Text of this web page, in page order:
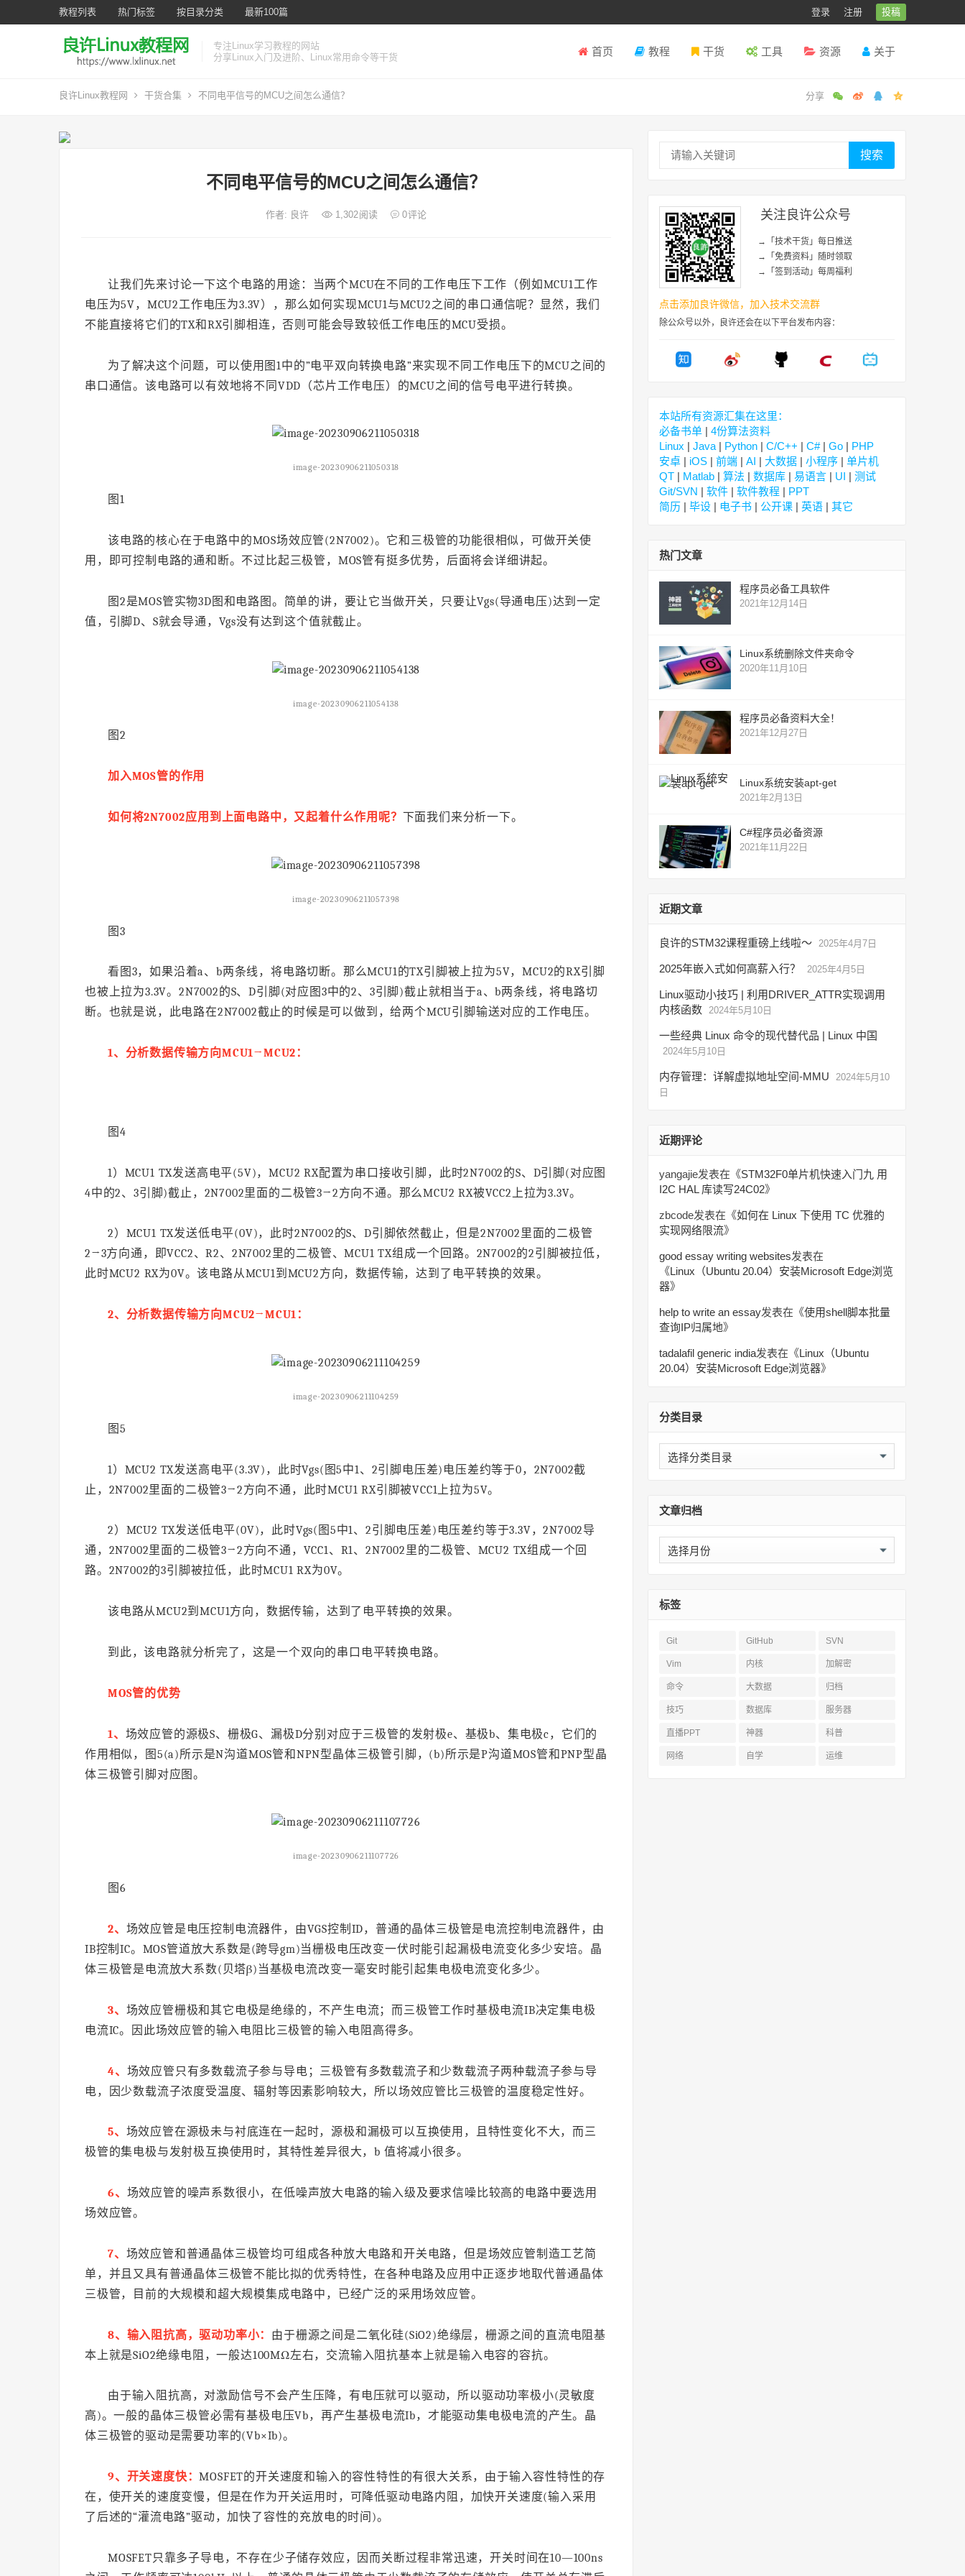
教程列表 热门标签 按目录分类 最新100篇 登录 注册 投稿
专注Linux学习教程的网站
分享Linux入门及进阶、Linux常用命令等干货
首页 教程 干货 工具 资源 关于
良许Linux教程网 干货合集 不同电平信号的MCU之间怎么通信？
不同电平信号的MCU之间怎么通信？
作者: 良许 1,302阅读 0评论
让我们先来讨论一下这个电路的用途：当两个MCU在不同的工作电压下工作（例如MCU1工作
电压为5V，MCU2工作电压为3.3V），那么如何实现MCU1与MCU2之间的串口通信呢？显然，我们
不能直接将它们的TX和RX引脚相连，否则可能会导致较低工作电压的MCU受损。
为了解决这个问题，可以使用图1中的”电平双向转换电路”来实现不同工作电压下的MCU之间的
串口通信。该电路可以有效地将不同VDD（芯片工作电压）的MCU之间的信号电平进行转换。
image-20230906211050318
图1
该电路的核心在于电路中的MOS场效应管(2N7002)。它和三极管的功能很相似，可做开关使
用，即可控制电路的通和断。不过比起三极管，MOS管有挺多优势，后面将会详细讲起。
图2是MOS管实物3D图和电路图。简单的讲，要让它当做开关，只要让Vgs(导通电压)达到一定
值，引脚D、S就会导通，Vgs没有达到这个值就截止。
image-20230906211054138
图2
加入MOS管的作用
如何将2N7002应用到上面电路中，又起着什么作用呢？ 下面我们来分析一下。
image-20230906211057398
图3
看图3，如果沿着a、b两条线，将电路切断。那么MCU1的TX引脚被上拉为5V，MCU2的RX引脚
也被上拉为3.3V。2N7002的S、D引脚(对应图3中的2、3引脚)截止就相当于a、b两条线，将电路切
断。也就是说，此电路在2N7002截止的时候是可以做到，给两个MCU引脚输送对应的工作电压。
1、 分析数据传输方向MCU1→MCU2 ：
图4
1）MCU1 TX发送高电平(5V)，MCU2 RX配置为串口接收引脚，此时2N7002的S、D引脚(对应图
4中的2、3引脚)截止，2N7002里面的二极管3→2方向不通。那么MCU2 RX被VCC2上拉为3.3V。
2）MCU1 TX发送低电平(0V)，此时2N7002的S、D引脚依然截止，但是2N7002里面的二极管
2→3方向通，即VCC2、R2、2N7002里的二极管、MCU1 TX组成一个回路。2N7002的2引脚被拉低，
此时MCU2 RX为0V。该电路从MCU1到MCU2方向，数据传输，达到了电平转换的效果。
2、分析数据传输方向MCU2→MCU1：
image-20230906211104259
图5
1）MCU2 TX发送高电平(3.3V)，此时Vgs(图5中1、2引脚电压差)电压差约等于0，2N7002截
止，2N7002里面的二极管3→2方向不通，此时MCU1 RX引脚被VCC1上拉为5V。
2）MCU2 TX发送低电平(0V)，此时Vgs(图5中1、2引脚电压差)电压差约等于3.3V，2N7002导
通，2N7002里面的二极管3→2方向不通，VCC1、R1、2N7002里的二极管、MCU2 TX组成一个回
路。2N7002的3引脚被拉低，此时MCU1 RX为0V。
该电路从MCU2到MCU1方向，数据传输，达到了电平转换的效果。
到此，该电路就分析完了，这是一个双向的串口电平转换电路。
MOS管的优势
1、 场效应管的源极S、栅极G、漏极D分别对应于三极管的发射极e、基极b、集电极c，它们的
作用相似，图5(a)所示是N沟道MOS管和NPN型晶体三极管引脚，(b)所示是P沟道MOS管和PNP型晶
体三极管引脚对应图。
image-20230906211107726
图6
2、 场效应管是电压控制电流器件，由VGS控制ID，普通的晶体三极管是电流控制电流器件，由
IB控制IC。MOS管道放大系数是(跨导gm)当栅极电压改变一伏时能引起漏极电流变化多少安培。晶
体三极管是电流放大系数(贝塔β)当基极电流改变一毫安时能引起集电极电流变化多少。
3、 场效应管栅极和其它电极是绝缘的，不产生电流；而三极管工作时基极电流IB决定集电极
电流IC。因此场效应管的输入电阻比三极管的输入电阻高得多。
4、 场效应管只有多数载流子参与导电；三极管有多数载流子和少数载流子两种载流子参与导
电，因少数载流子浓度受温度、辐射等因素影响较大，所以场效应管比三极管的温度稳定性好。
5、 场效应管在源极未与衬底连在一起时，源极和漏极可以互换使用，且特性变化不大，而三
极管的集电极与发射极互换使用时，其特性差异很大，b 值将减小很多。
6、 场效应管的噪声系数很小，在低噪声放大电路的输入级及要求信噪比较高的电路中要选用
场效应管。
7、 场效应管和普通晶体三极管均可组成各种放大电路和开关电路，但是场效应管制造工艺简
单，并且又具有普通晶体三极管不能比拟的优秀特性，在各种电路及应用中正逐步地取代普通晶体
三极管，目前的大规模和超大规模集成电路中，已经广泛的采用场效应管。
8、输入阻抗高，驱动功率小： 由于栅源之间是二氧化硅(SiO2)绝缘层，栅源之间的直流电阻基
本上就是SiO2绝缘电阻，一般达100MΩ左右，交流输入阻抗基本上就是输入电容的容抗。
由于输入阻抗高，对激励信号不会产生压降，有电压就可以驱动，所以驱动功率极小(灵敏度
高)。一般的晶体三极管必需有基极电压Vb，再产生基极电流Ib，才能驱动集电极电流的产生。晶
体三极管的驱动是需要功率的(Vb×Ib)。
9、开关速度快：MOSFET的开关速度和输入的容性特性的有很大关系，由于输入容性特性的存
在，使开关的速度变慢，但是在作为开关运用时，可降低驱动电路内阻，加快开关速度(输入采用
了后述的“灌流电路”驱动，加快了容性的充放电的时间)。
MOSFET只靠多子导电，不存在少子储存效应，因而关断过程非常迅速，开关时间在10—100ns
搜索
关注良许公众号
→「技术干货」每日推送
→「免费资料」随时领取
→「签到活动」每周福利
点击添加良许微信，加入技术交流群
除公众号以外，良许还会在以下平台发布内容：
本站所有资源汇集在这里：
必备书单 | 4份算法资料
Linux | Java | Python | C/C++ | C#| Go | PHP
安卓 | iOS | 前端 | AI | 大数据 | 小程序 | 单片机
QT | Matlab | 算法 | 数据库 | 易语言 | UI | 测试
Git/SVN | 软件 | 软件教程 | PPT
简历 | 毕设 | 电子书 | 公开课 | 英语 | 其它
热门文章
程序员必备工具软件
2021年12月14日
Linux系统删除文件夹命令
2020年11月10日
程序员必备资料大全！
2021年12月27日
Linux系统安装apt-get
2021年2月13日
C#程序员必备资源
2021年11月22日
近期文章
良许的STM32课程重磅上线啦～ 2025年4月7日
2025年嵌入式如何高薪入行？ 2025年4月5日
Linux驱动小技巧 | 利用DRIVER_ATTR实现调用
内核函数 2024年5月10日
一些经典 Linux 命令的现代替代品 | Linux 中国
2024年5月10日
内存管理：详解虚拟地址空间-MMU
2024年5月10
日
近期评论
yangajie发表在《STM32F0单片机快速入门九 用
I2C HAL 库读写24C02》
zbcode发表在《如何在 Linux 下使用 TC 优雅的
实现网络限流》
good essay writing websites发表在
《Linux（Ubuntu 20.04）安装Microsoft Edge浏览
器》
help to write an essay发表在《使用shell脚本批量
查询IP归属地》
tadalafil generic india发表在《Linux（Ubuntu
20.04）安装Microsoft Edge浏览器》
分类目录
分
类
文章归档
文
章
标签
Git GitHub SVN
Vim 内核 加解密
命令 大数据 归档
技巧 数据库 服务器
直播PPT 神器 科普
网络 自学 运维